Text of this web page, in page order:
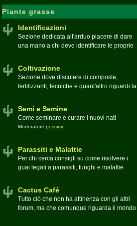
Piante grasse
Identificazioni
Sezione dedicata all'arduo piacere di dare
una mano a chi deve identificare le proprie
Coltivazione
Sezione dove discutere di composte,
fertilizzanti, tecniche e quant'altro riguardi la
Semi e Semine
Come seminare e curare i nuovi nati
Moderatore pessimo
Parassiti e Malattie
Per chi cerca consigli su come risolvere i
guai legati a parassiti, funghi e malattie
Cactus Café
Tutto ciò che non ha attinenza con gli altri
forum, ma che comunque riguarda il mondo